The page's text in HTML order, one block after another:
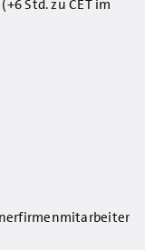
Std. zu CET im